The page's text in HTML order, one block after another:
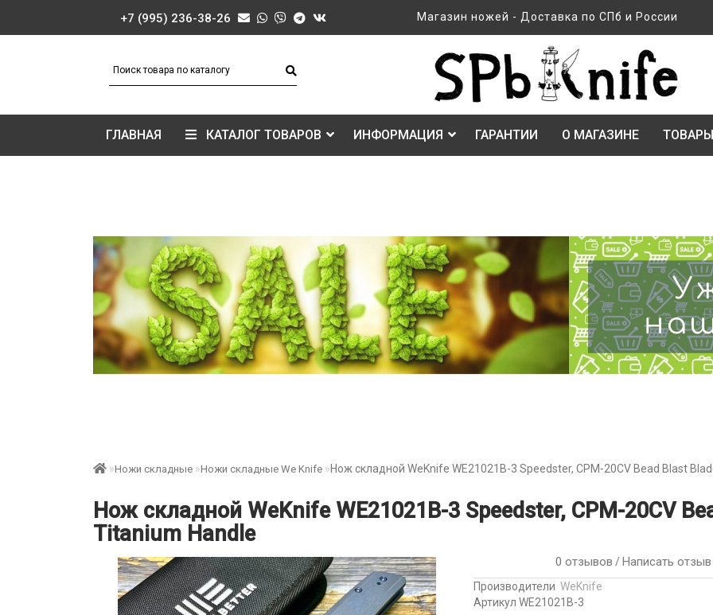
+7 (995) 236-38-26 Магазин ножей - Доставка по СПб и России
ГЛАВНАЯ КАТАЛОГ ТОВАРОВ ИНФОРМАЦИЯ ГАРАНТИИ О МАГАЗИНЕ
Ножи складные Ножи складные We Knife Нож складной WeKnife WE21021B-3 Speedster, CPM-20CV Bead Blast
Нож складной WeKnife WE21021B-3 Speedster, CPM-20CV
Titanium Handle
0 отзывов / Написать отзыв
Производители WeKnife
Артикул WE21021B-3